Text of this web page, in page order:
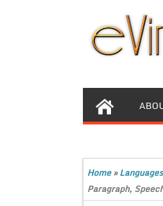
Home»Languages
Paragraph,